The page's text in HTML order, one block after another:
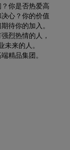
你是否热爱高
心？你的价值
待你的加入。
烈热情的人，
未来的人。
精品集团。